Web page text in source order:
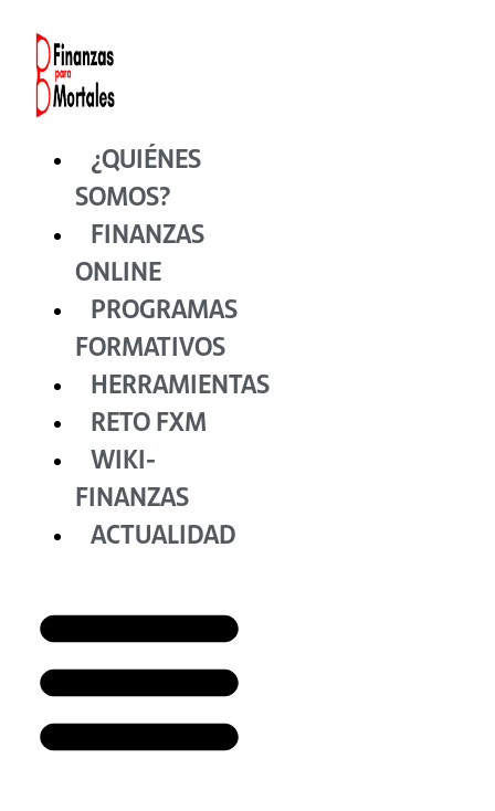
contenido
¿QUIÉNES
SOMOS?
FINANZAS
ONLINE
PROGRAMAS
FORMATIVOS
HERRAMIENTAS
RETO FXM
WIKI-
FINANZAS
ACTUALIDAD